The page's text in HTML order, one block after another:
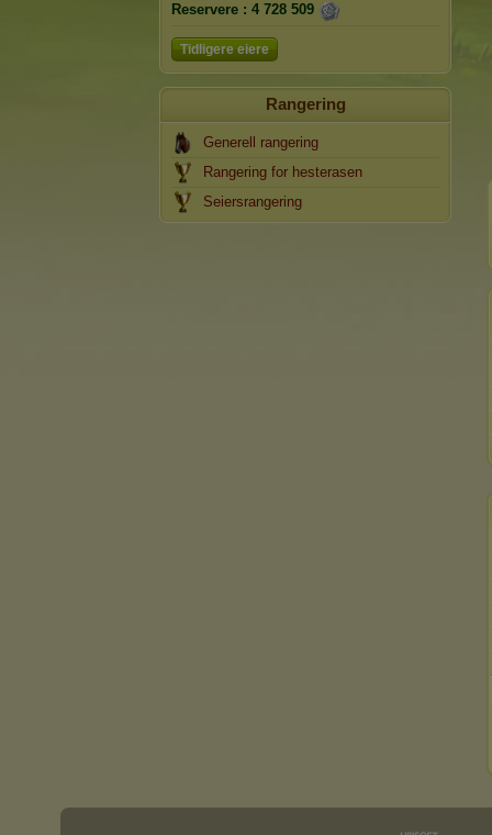
Reservere : 4 728 509
Tidligere eiere
Rangering
Generell rangering
Rangering for hesterasen
Seiersrangering